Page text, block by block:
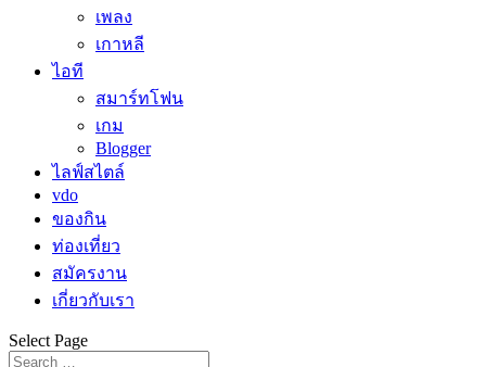
เพลง
เกาหลี
ไอที
สมาร์ทโฟน
เกม
Blogger
ไลฟ์สไตล์
vdo
ของกิน
ท่องเที่ยว
สมัครงาน
เกี่ยวกับเรา
Select Page